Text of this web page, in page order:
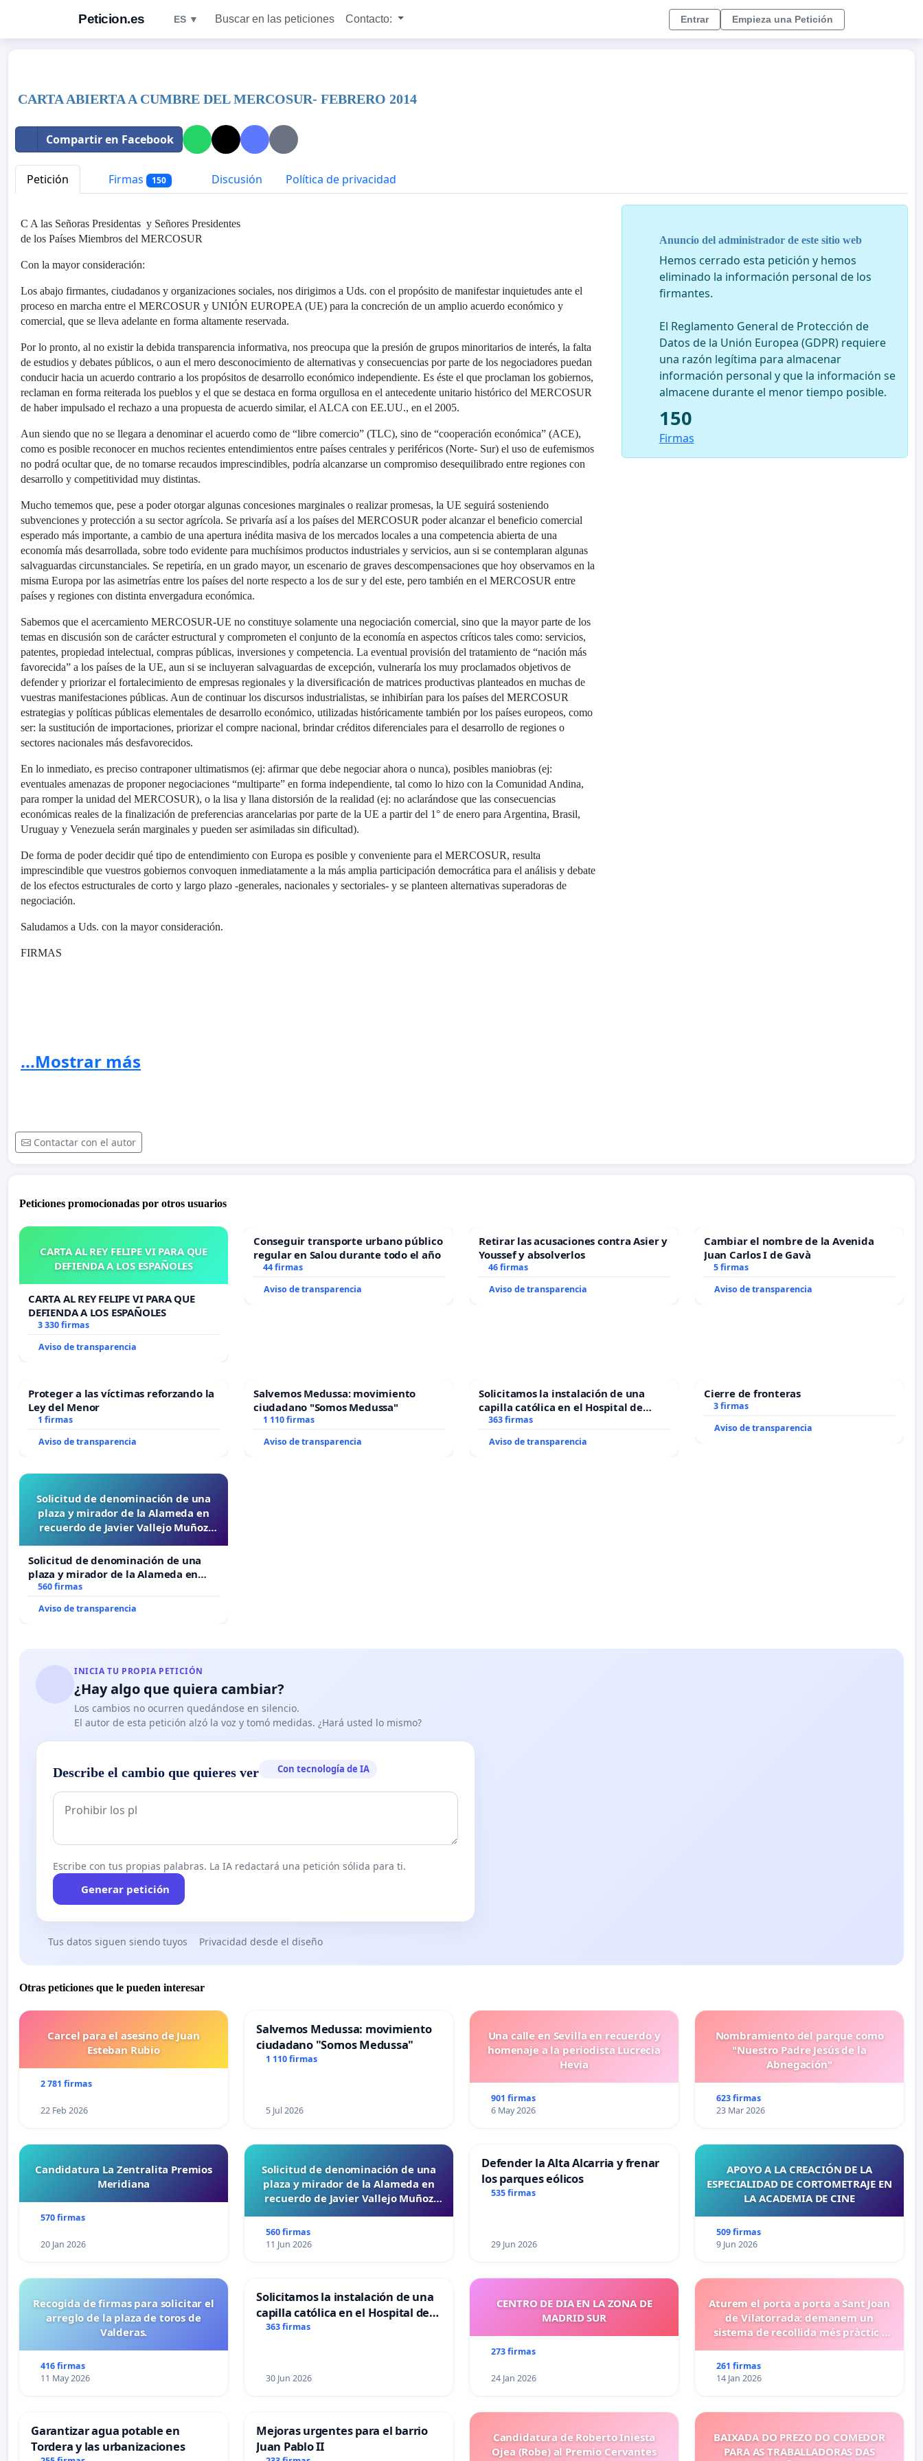
Peticion.es ES ▼ Buscar en las peticiones Contacto: Entrar Empieza una Petición
CARTA ABIERTA A CUMBRE DEL MERCOSUR- FEBRERO 2014
Compartir en Facebook
Petición Firmas 150 Discusión Política de privacidad
C A las Señoras Presidentas y Señores Presidentes
de los Países Miembros del MERCOSUR
Con la mayor consideración:
Los abajo firmantes, ciudadanos y organizaciones sociales, nos dirigimos a Uds. con el propósito de manifestar inquietudes ante el
proceso en marcha entre el MERCOSUR y UNIÓN EUROPEA (UE) para la concreción de un amplio acuerdo económico y
comercial, que se lleva adelante en forma altamente reservada.
Por lo pronto, al no existir la debida transparencia informativa, nos preocupa que la presión de grupos minoritarios de interés, la falta
de estudios y debates públicos, o aun el mero desconocimiento de alternativas y consecuencias por parte de los negociadores puedan
conducir hacia un acuerdo contrario a los propósitos de desarrollo económico independiente. Es éste el que proclaman los gobiernos,
reclaman en forma reiterada los pueblos y el que se destaca en forma orgullosa en el antecedente unitario histórico del MERCOSUR
de haber impulsado el rechazo a una propuesta de acuerdo similar, el ALCA con EE.UU., en el 2005.
Aun siendo que no se llegara a denominar el acuerdo como de “libre comercio” (TLC), sino de “cooperación económica” (ACE),
como es posible reconocer en muchos recientes entendimientos entre países centrales y periféricos (Norte- Sur) el uso de eufemismos
no podrá ocultar que, de no tomarse recaudos imprescindibles, podría alcanzarse un compromiso desequilibrado entre regiones con
desarrollo y competitividad muy distintas.
Mucho tememos que, pese a poder otorgar algunas concesiones marginales o realizar promesas, la UE seguirá sosteniendo
subvenciones y protección a su sector agrícola. Se privaría así a los países del MERCOSUR poder alcanzar el beneficio comercial
esperado más importante, a cambio de una apertura inédita masiva de los mercados locales a una competencia abierta de una
economía más desarrollada, sobre todo evidente para muchísimos productos industriales y servicios, aun si se contemplaran algunas
salvaguardas circunstanciales. Se repetiría, en un grado mayor, un escenario de graves descompensaciones que hoy observamos en la
misma Europa por las asimetrías entre los países del norte respecto a los de sur y del este, pero también en el MERCOSUR entre
países y regiones con distinta envergadura económica.
Sabemos que el acercamiento MERCOSUR-UE no constituye solamente una negociación comercial, sino que la mayor parte de los
temas en discusión son de carácter estructural y comprometen el conjunto de la economía en aspectos críticos tales como: servicios,
patentes, propiedad intelectual, compras públicas, inversiones y competencia. La eventual provisión del tratamiento de “nación más
favorecida” a los países de la UE, aun si se incluyeran salvaguardas de excepción, vulneraría los muy proclamados objetivos de
defender y priorizar el fortalecimiento de empresas regionales y la diversificación de matrices productivas planteados en muchas de
vuestras manifestaciones públicas. Aun de continuar los discursos industrialistas, se inhibirían para los países del MERCOSUR
estrategias y políticas públicas elementales de desarrollo económico, utilizadas históricamente también por los países europeos, como
ser: la sustitución de importaciones, priorizar el compre nacional, brindar créditos diferenciales para el desarrollo de regiones o
sectores nacionales más desfavorecidos.
En lo inmediato, es preciso contraponer ultimatismos (ej: afirmar que debe negociar ahora o nunca), posibles maniobras (ej:
eventuales amenazas de proponer negociaciones “multiparte” en forma independiente, tal como lo hizo con la Comunidad Andina,
para romper la unidad del MERCOSUR), o la lisa y llana distorsión de la realidad (ej: no aclarándose que las consecuencias
económicas reales de la finalización de preferencias arancelarias por parte de la UE a partir del 1° de enero para Argentina, Brasil,
Uruguay y Venezuela serán marginales y pueden ser asimiladas sin dificultad).
De forma de poder decidir qué tipo de entendimiento con Europa es posible y conveniente para el MERCOSUR, resulta
imprescindible que vuestros gobiernos convoquen inmediatamente a la más amplia participación democrática para el análisis y debate
de los efectos estructurales de corto y largo plazo -generales, nacionales y sectoriales- y se planteen alternativas superadoras de
negociación.
Saludamos a Uds. con la mayor consideración.
FIRMAS
...Mostrar más
Contactar con el autor
Anuncio del administrador de este sitio web
Hemos cerrado esta petición y hemos
eliminado la información personal de los
firmantes.
El Reglamento General de Protección de
Datos de la Unión Europea (GDPR) requiere
una razón legítima para almacenar
información personal y que la información se
almacene durante el menor tiempo posible.
150
Firmas
Peticiones promocionadas por otros usuarios
CARTA AL REY FELIPE VI PARA QUE
DEFIENDA A LOS ESPAÑOLES
CARTA AL REY FELIPE VI PARA QUE
DEFIENDA A LOS ESPAÑOLES
3 330 firmas
Aviso de transparencia
Conseguir transporte urbano público
regular en Salou durante todo el año
44 firmas
Aviso de transparencia
Retirar las acusaciones contra Asier y
Youssef y absolverlos
46 firmas
Aviso de transparencia
Cambiar el nombre de la Avenida
Juan Carlos I de Gavà
5 firmas
Aviso de transparencia
Proteger a las víctimas reforzando la
Ley del Menor
1 firmas
Aviso de transparencia
Salvemos Medussa: movimiento
ciudadano "Somos Medussa"
1 110 firmas
Aviso de transparencia
Solicitamos la instalación de una
capilla católica en el Hospital de
Alcañiz
363 firmas
Aviso de transparencia
Cierre de fronteras
3 firmas
Aviso de transparencia
Solicitud de denominación de una
plaza y mirador de la Alameda en
recuerdo de Javier Vallejo Muñoz
Solicitud de denominación de una
plaza y mirador de la Alameda en
recuerdo de Javier Vallejo Muñoz
560 firmas
Aviso de transparencia
INICIA TU PROPIA PETICIÓN
¿Hay algo que quiera cambiar?
Los cambios no ocurren quedándose en silencio.
El autor de esta petición alzó la voz y tomó medidas. ¿Hará usted lo mismo?
Describe el cambio que quieres ver Con tecnología de IA
Escribe con tus propias palabras. La IA redactará una petición sólida para ti.
Generar petición
Tus datos siguen siendo tuyos Privacidad desde el diseño
Otras peticiones que le pueden interesar
Carcel para el asesino de Juan
Esteban Rubio
2 781 firmas
22 Feb 2026
Salvemos Medussa: movimiento
ciudadano "Somos Medussa"
1 110 firmas
5 Jul 2026
Una calle en Sevilla en recuerdo y
homenaje a la periodista Lucrecia
Hevia
901 firmas
6 May 2026
Nombramiento del parque como
"Nuestro Padre Jesús de la
Abnegación"
623 firmas
23 Mar 2026
Candidatura La Zentralita Premios
Meridiana
570 firmas
20 Jan 2026
Solicitud de denominación de una
plaza y mirador de la Alameda en
recuerdo de Javier Vallejo Muñoz
560 firmas
11 Jun 2026
Defender la Alta Alcarria y frenar
los parques eólicos
535 firmas
29 Jun 2026
APOYO A LA CREACIÓN DE LA
ESPECIALIDAD DE CORTOMETRAJE EN
LA ACADEMIA DE CINE
509 firmas
9 Jun 2026
Recogida de firmas para solicitar el
arreglo de la plaza de toros de
Valderas.
416 firmas
11 May 2026
Solicitamos la instalación de una
capilla católica en el Hospital de
Alcañiz
363 firmas
30 Jun 2026
CENTRO DE DIA EN LA ZONA DE
MADRID SUR
273 firmas
24 Jan 2026
Aturem el porta a porta a Sant Joan
de Vilatorrada: demanem un
sistema de recollida més pràctic i
261 firmas
14 Jan 2026
Garantizar agua potable en
Tordera y las urbanizaciones
Mejoras urgentes para el barrio
Juan Pablo II
Candidatura de Roberto Iniesta
Ojea (Robe) al Premio Cervantes
BAIXADA DO PREZO DO COMEDOR
PARA AS TRABALLADORAS DAS